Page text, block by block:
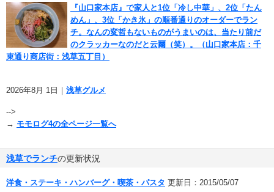
『山口家本店』で家人と1位「冷し中華」、2位「たん
めん」、3位「かき氷」の順番通りのオーダーでラン
チ。なんの変哲もないものがうまいのは、当たり前だ
のクラッカーなのだと云爾（笑）。（山口家本店：千
束通り商店街：浅草五丁目）
2026年8月 1日｜ 浅草グルメ
-->
→ モモログ4の全ページ一覧へ
浅草でランチの更新状況
洋食・ステーキ・ハンバーグ・喫茶・パスタ 更新日：2015/05/07